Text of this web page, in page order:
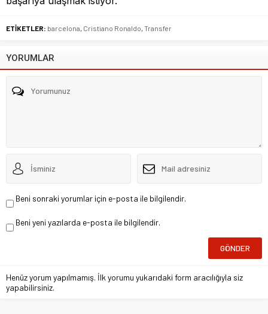
ETİKETLER: barcelona Cristiano Ronaldo Transfer
YORUMLAR
Beni sonraki yorumlar için e-posta ile bilgilendir.
Beni yeni yazılarda e-posta ile bilgilendir.
Henüz yorum yapılmamış. İlk yorumu yukarıdaki form aracılığıyla siz
yapabilirsiniz.